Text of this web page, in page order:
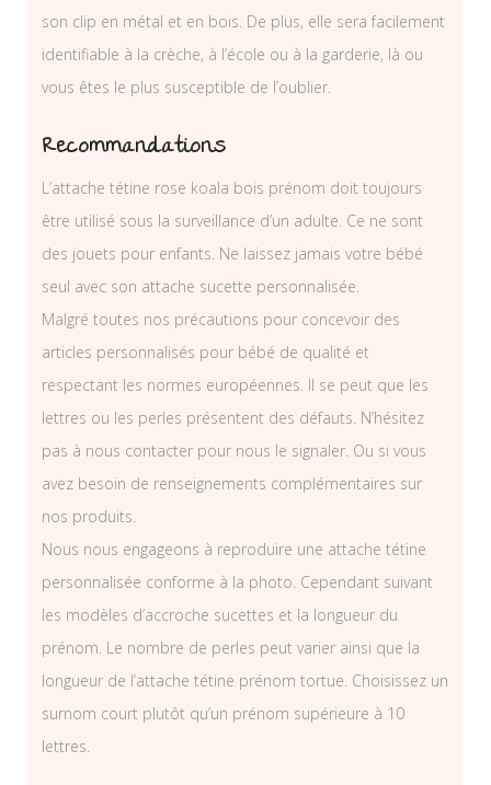
son clip en métal et en bois. De plus, elle sera facilement
identifiable à la crèche, à l’école ou à la garderie, là ou
vous êtes le plus susceptible de l’oublier.
Recommandations
L’attache tétine rose koala bois prénom doit toujours
être utilisé sous la surveillance d’un adulte. Ce ne sont
des jouets pour enfants. Ne laissez jamais votre bébé
seul avec son attache sucette personnalisée.
Malgré toutes nos précautions pour concevoir des
articles personnalisés pour bébé de qualité et
respectant les normes européennes. Il se peut que les
lettres ou les perles présentent des défauts. N’hésitez
pas à nous contacter pour nous le signaler. Ou si vous
avez besoin de renseignements complémentaires sur
nos produits.
Nous nous engageons à reproduire une attache tétine
personnalisée conforme à la photo. Cependant suivant
les modèles d’accroche sucettes et la longueur du
prénom. Le nombre de perles peut varier ainsi que la
longueur de l’attache tétine prénom tortue. Choisissez un
surnom court plutôt qu’un prénom supérieure à 10
lettres.